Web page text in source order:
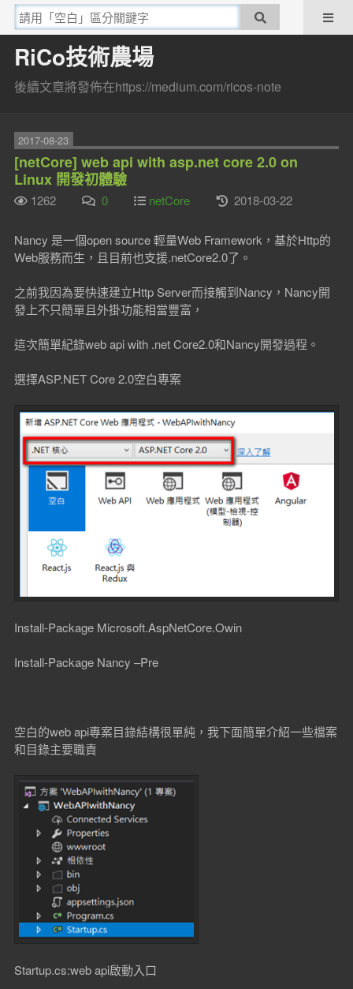
RiCo技術農場
後續文章將發佈在https://medium.com/ricos-note
2017-08-23
[netCore] web api with asp.net core 2.0 on
Linux 開發初體驗
1262 0 netCore 2018-03-22
Nancy 是一個open source 輕量Web Framework，基於Http的
Web服務而生，且目前也支援.netCore2.0了。
之前我因為要快速建立Http Server而接觸到Nancy，Nancy開
發上不只簡單且外掛功能相當豐富，
這次簡單紀錄web api with .net Core2.0和Nancy開發過程。
選擇ASP.NET Core 2.0空白專案
Install-Package Microsoft.AspNetCore.Owin
Install-Package Nancy –Pre
空白的web api專案目錄結構很單純，我下面簡單介紹一些檔案
和目錄主要職責
Startup.cs:web api啟動入口